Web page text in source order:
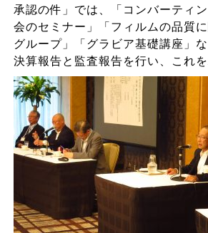
承認の件」では、「コンバーティ
会のセミナー」「フィルムの品質
グループ」「グラビア基礎講座」な
決算報告と監査報告を行い、これを